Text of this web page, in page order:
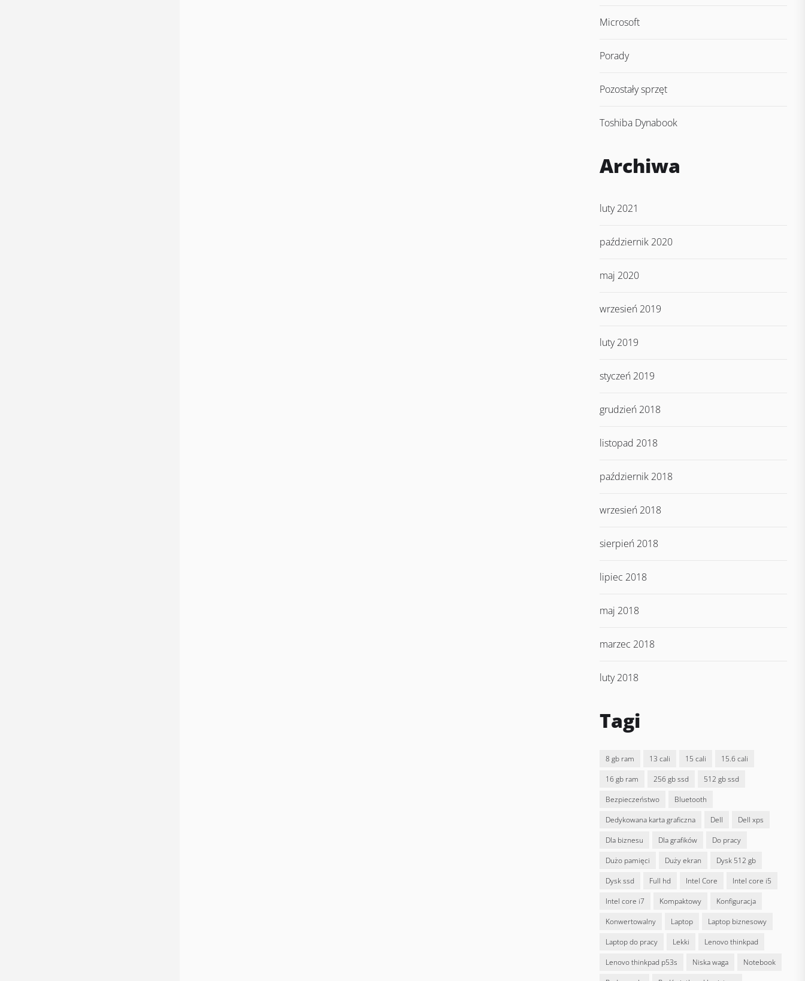
Microsoft
Porady
Pozostały sprzęt
Toshiba Dynabook
Archiwa
luty 2021
październik 2020
maj 2020
wrzesień 2019
luty 2019
styczeń 2019
grudzień 2018
listopad 2018
październik 2018
wrzesień 2018
sierpień 2018
lipiec 2018
maj 2018
marzec 2018
luty 2018
Tagi
8 gb ram 13 cali 15 cali
15.6 cali
16 gb ram
256 gb ssd
512 gb ssd
bezpieczeństwo
bluetooth
dedykowana karta graficzna
Dell
dell xps
dla biznesu
dla grafików
do pracy
dużo pamięci
duży ekran
dysk 512 gb
dysk ssd
full hd Intel Core
intel core i5
intel core i7
kompaktowy
konfiguracja
konwertowalny
laptop
laptop biznesowy
laptop do pracy
lekki
lenovo thinkpad
lenovo thinkpad p53s
niska waga
notebook